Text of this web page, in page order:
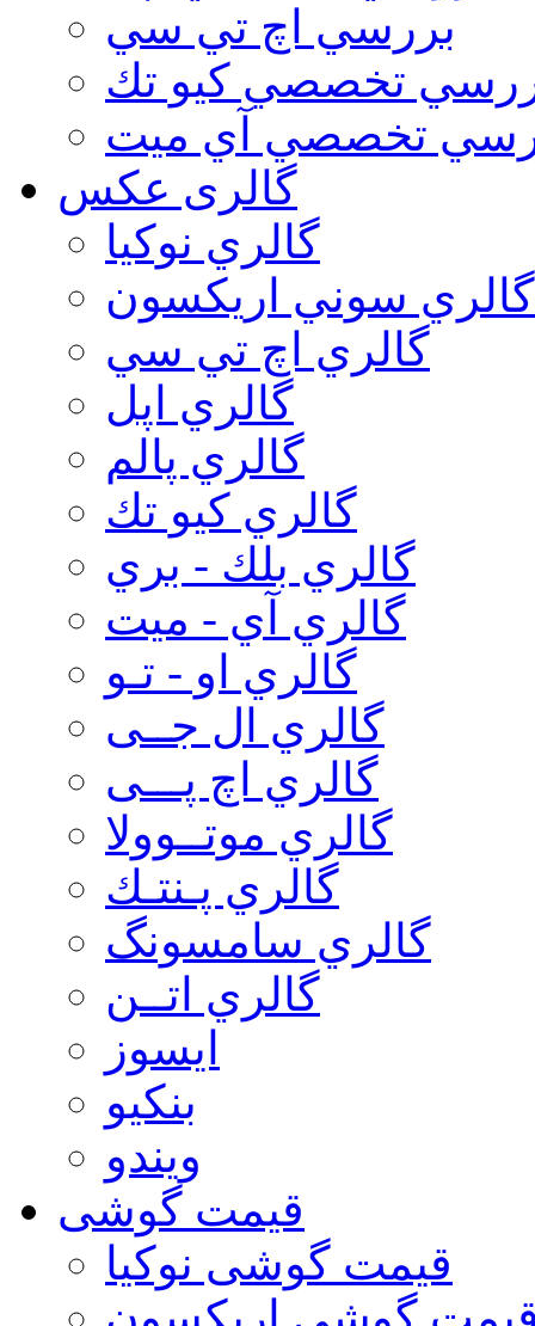
بررسي اچ تي سي
تخصصي كيو تك
تخصصي آي ميت
گالری عکس
گالري نوكيا
گالري سوني اريكسون
گالري اچ تي سي
گالري اپل
گالري پالم
گالري كيو تك
گالري بلك - بري
گالري آي - ميت
گالري او - تـو
گالري ال جــی
گالري اچ پـــی
گالري موتــوولا
گالري پـنتـك
گالري سامسونگ
گالري اتــن
ایسوز
بنکیو
ویندو
قیمت گوشی
قیمت گوشی نوكيا